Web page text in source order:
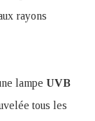
rayons
lampe UVB
tous les